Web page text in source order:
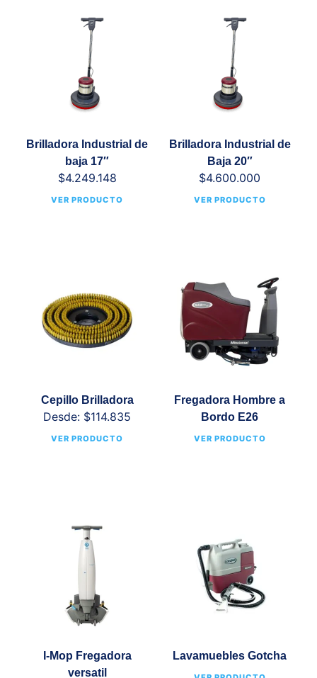
Brilladora Industrial de
baja 17″
$4.249.148
VER PRODUCTO
Brilladora Industrial de
Baja 20″
$4.600.000
VER PRODUCTO
Cepillo Brilladora
Desde: $114.835
VER PRODUCTO
Fregadora Hombre a
Bordo E26
VER PRODUCTO
I-Mop Fregadora
versatil
Lavamuebles Gotcha